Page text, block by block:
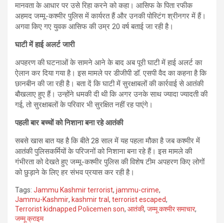
मानवता के आधार पर उसे रिहा करने को कहा। आसिफ के पिता रफीक
अहमद जम्मू-कश्मीर पुलिस में कार्यरत हैं और उनकी पोस्टिंग श्रीनगर में हैं।
अगवा किए गए युवक आसिफ की उम्र 20 वर्ष बताई जा रही है।
घाटी में हाई अलर्ट जारी
अपहरण की घटनाओं के सामने आने के बाद अब पूरी घाटी में हाई अलर्ट का
ऐलान कर दिया गया है। इस मामले पर डीजीपी डॉ. एसपी वैद का कहना है कि
छानबीन की जा रही है। बता दें कि घाटी में सुरक्षाबलों की कार्रवाई से आतंकी
बौखलाए हुए हैं। उन्होंने धमकी दी थी कि अगर उनके साथ ज्यादा ज्यादती की
गई, तो सुरक्षाबलों के परिवार भी सुरक्षित नहीं रह पाएंगे।
पहली बार बच्चों को निशाना बना रहे आतंकी
सबसे खास बात यह है कि बीते 28 साल में यह पहला मौका है जब कश्मीर में
आतंकी पुलिसकर्मियों के परिजनों को निशाना बना रहे हैं। इस मामले की
गंभीरता को देखते हुए जम्मू-कश्मीर पुलिस की विशेष टीम अपहरण किए लोगों
को छुड़ाने के लिए हर संभव प्रयास कर रही है।
Tags: Jammu Kashmir terrorist, jammu-crime,
Jammu-Kashmir, kashmir tral , terrorist escaped,
Terrorist kidnapped Policemen son, आतंकी, जम्मू कश्मीर समाचार,
जम्मू क्राइम